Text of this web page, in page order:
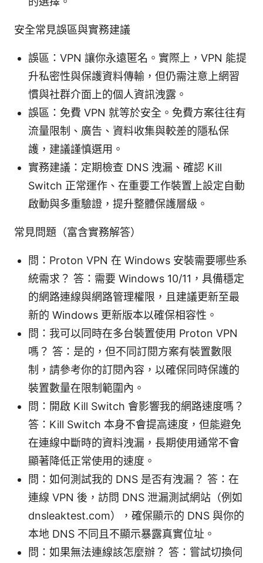
安全常見誤區與實務建議
誤區：VPN 讓你永遠匿名。實際上，VPN 能提
升私密性與保護資料傳輸，但仍需注意上網習
慣與社群介面上的個人資訊洩露。
誤區：免費 VPN 就等於安全。免費方案往往有
流量限制、廣告、資料收集與較差的隱私保
護，建議謹慎選用。
實務建議：定期檢查 DNS 洩漏、確認 Kill
Switch 正常運作、在重要工作裝置上設定自動
啟動與多重驗證，提升整體保護層級。
常見問題（富含實務解答）
問：Proton VPN 在 Windows 安裝需要哪些系
統需求？ 答：需要 Windows 10/11，具備穩定
的網路連線與網路管理權限，且建議更新至最
新的 Windows 更新版本以確保相容性。
問：我可以同時在多台裝置使用 Proton VPN
嗎？ 答：是的，但不同訂閱方案有裝置數限
制，請參考你的訂閱內容，以確保同時保護的
裝置數量在限制範圍內。
問：開啟 Kill Switch 會影響我的網路速度嗎？
答：Kill Switch 本身不會提高速度，但能避免
在連線中斷時的資料洩漏，長期使用通常不會
顯著降低正常使用的速度。
問：如何測試我的 DNS 是否有洩漏？ 答：在
連線 VPN 後，訪問 DNS 泄漏測試網站（例如
dnsleaktest.com），確保顯示的 DNS 與你的
本地 DNS 不同且不顯示暴露真實位址。
問：如果無法連線該怎麼辦？ 答：嘗試切換伺